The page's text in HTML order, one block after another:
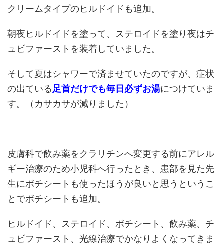
クリームタイプのヒルドイドも追加。
朝夜ヒルドイドを塗って、ステロイドを塗り夜はチ
ュビファーストを装着していました。
そして夏はシャワーで済ませていたのですが、症状
の出ている足首だけでも毎日必ずお湯につけていま
す。（カサカサが減りました）
皮膚科で飲み薬をクラリチンへ変更する前にアレル
ギー治療のため小児科へ行ったとき、患部を見た先
生にボチシートも使ったほうが良いと思うというこ
とでボチシートも追加。
ヒルドイド、ステロイド、ボチシート、飲み薬、チ
ュビファースト、光線治療でかなりよくなってきま